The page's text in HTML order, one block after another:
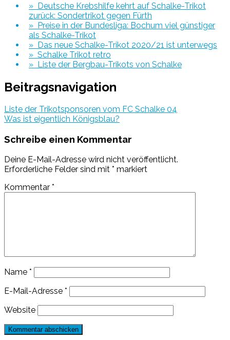
» Deutsche Krebshilfe kehrt auf Schalke-Trikot
zurück: Sondertrikot gegen Fürth
» Preise in der Bundesliga: Bochum viel günstiger
als Schalke-Trikot
» Das neue Schalke-Trikot 2020/21 ist unterwegs
» Schalke Trikot retro
» Liste der Bergbau-Trikots von Schalke
Beitragsnavigation
Liste der Trikotsponsoren vom FC Schalke 04
Was ist eigentlich Königsblau?
Schreibe einen Kommentar
Deine E-Mail-Adresse wird nicht veröffentlicht.
Erforderliche Felder sind mit * markiert
Kommentar *
Name *
E-Mail-Adresse *
Website